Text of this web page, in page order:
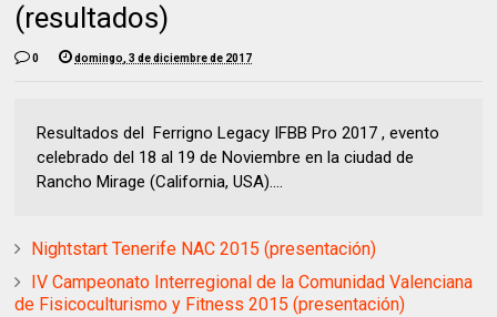
(resultados)
0 domingo, 3 de diciembre de 2017
Resultados del Ferrigno Legacy IFBB Pro 2017 , evento
celebrado del 18 al 19 de Noviembre en la ciudad de
Rancho Mirage (California, USA)....
Nightstart Tenerife NAC 2015 (presentación)
IV Campeonato Interregional de la Comunidad Valenciana
de Fisicoculturismo y Fitness 2015 (presentación)